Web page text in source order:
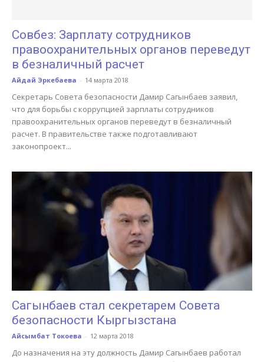
Совбез: Зарплату сотрудников
правоохранительных органов переведут
в безналичный расчет
Айдай Эркебаева - 14 марта 2018
Секретарь Совета безопасности Дамир Сагынбаев заявил,
что для борьбы с коррупцией зарплаты сотрудников
правоохранительных органов переведут в безналичный
расчет. В правительстве также подготавливают
законопроект...
Сагынбаев стал секретарем Совета
безопасности Кыргызстана
Айсымбат Токоева - 12 марта 2018
До назначения на эту должность Дамир Сагынбаев работал